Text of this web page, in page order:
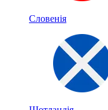
Словенія